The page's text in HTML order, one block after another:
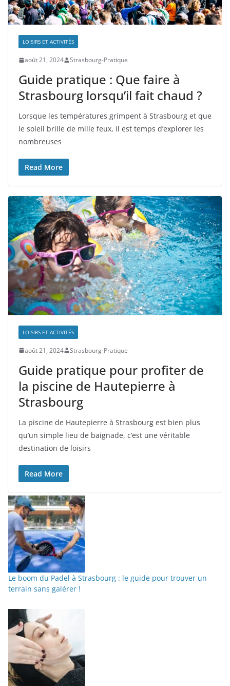
LOISIRS ET ACTIVITÉS
août 21, 2024 Strasbourg-Pratique
Guide pratique : Que faire à
Strasbourg lorsqu’il fait chaud ?
Lorsque les températures grimpent à Strasbourg et que
le soleil brille de mille feux, il est temps d’explorer les
nombreuses
Read More
LOISIRS ET ACTIVITÉS
août 21, 2024 Strasbourg-Pratique
Guide pratique pour profiter de
la piscine de Hautepierre à
Strasbourg
La piscine de Hautepierre à Strasbourg est bien plus
qu’un simple lieu de baignade, c’est une véritable
destination de loisirs
Read More
Le boom du Padel à Strasbourg : le guide pour trouver un
terrain sans galérer !